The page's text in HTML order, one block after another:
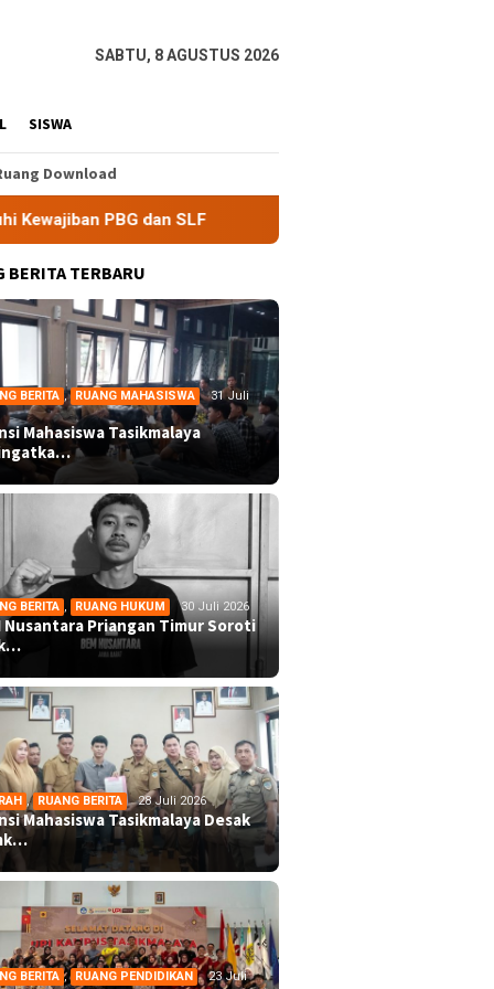
SABTU, 8 AGUSTUS 2026
SISWA
Download
dan SLF BEM Nusantara Priangan Timur Soroti
BERITA TERBARU
BERITA , RUANG MAHASISWA
31 Juli
Mahasiswa Tasikmalaya
BERITA , RUANG HUKUM 30 Juli 2026
Nusantara Priangan Timur Soroti
, RUANG BERITA 28 Juli 2026
Mahasiswa Tasikmalaya Desak
BERITA , RUANG PENDIDIKAN
23 Juli